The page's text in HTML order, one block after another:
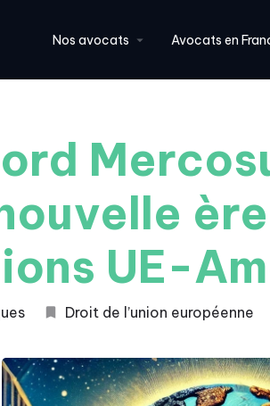
Nos avocats Avocats en
UE-
Droit de l’union européenne